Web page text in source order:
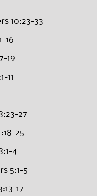
10:23-33
16
19
11
27
25
4
5:1-5
17